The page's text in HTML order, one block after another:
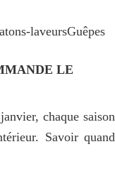
laveursGuêpes
LE
chaque saison
Savoir quand